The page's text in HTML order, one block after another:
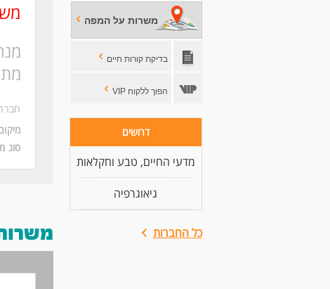
משרות על המפה
בדיקת קורות חיים
הפוך ללקוח VIP
דרושים
מדעי החיים, טבע וחקלאות
גיאוגרפיה
כל החברות
סוג